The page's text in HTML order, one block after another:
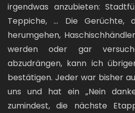
irgendwas anzubieten:
Teppiche, … Die Gerüchte,
herumgehen,
werden oder gar
abzudrängen, kann ich
bestätigen. Jeder war bisher
uns und hat ein „Nein
zumindest, die nächste